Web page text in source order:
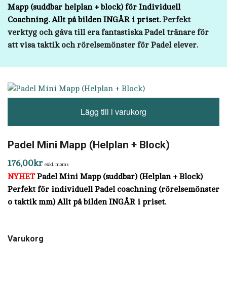
Mapp (suddbar helplan + block) för Individuell
Coachning. Allt på bilden INGÅR i priset. Perfekt
verktyg och gåva till era fantastiska Padel tränare för
att visa taktik och rörelsemönster för Padel elever.
Lägg till i varukorg
Padel Mini Mapp (Helplan + Block)
176,00kr exkl. moms
NYHETPadel Mini Mapp (suddbar) (Helplan + Block)
Perfekt för individuell Padel coachning (rörelsemönster
o taktik mm) Allt på bilden INGÅR i priset.
Varukorg